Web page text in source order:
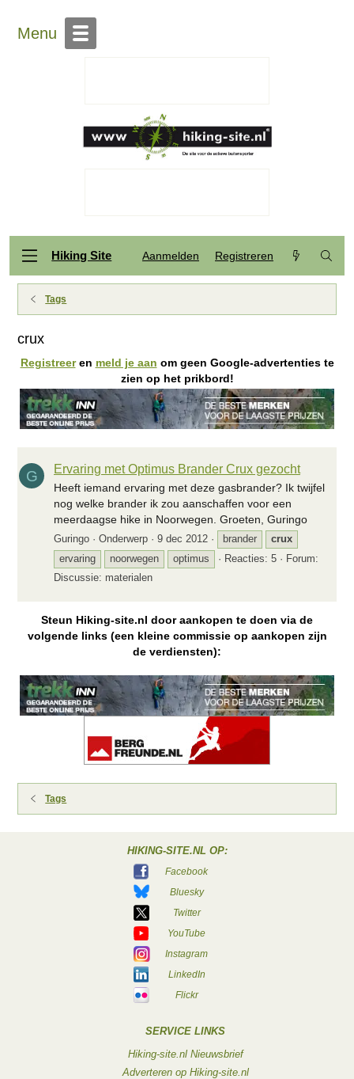
Menu
Hiking Site Aanmelden Registreren
Tags
crux
Registreeren meld je aan om geen Google-advertenties te
zien op het prikbord!
G Ervaring met Optimus Brander Crux gezocht
Heeft iemand ervaring met deze gasbrander? Ik twijfel
nog welke brander ik zou aanschaffen voor een
meerdaagse hike in Noorwegen. Groeten, Guringo
Guringo Onderwerp 9 dec 2012 brander
crux
ervaring
noorwegen optimus Reacties: 5
Forum:
Discussie: materialen
Steun Hiking-site.nl door aankopen te doen via de
volgende links (een kleine commissie op aankopen zijn
de verdiensten):
Tags
HIKING-SITE.NL OP:
Facebook
Bluesky
Twitter
YouTube
Instagram
LinkedIn
Flickr
SERVICE LINKS
Hiking-site.nl Nieuwsbrief
Adverteren op Hiking-site.nl